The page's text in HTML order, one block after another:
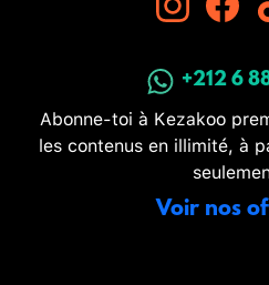
+212 6
Abonne-toi à Kezakoo
les contenus en illimité, à
Voir nos